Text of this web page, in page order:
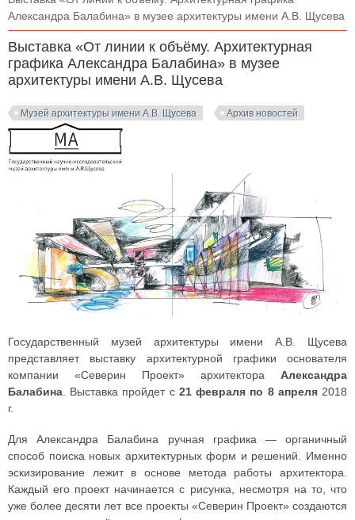
Александра Балабина» в музее архитектуры имени А.В. Щусева
Выставка «От линии к объёму. Архитектурная
графика Александра Балабина» в музее
архитектуры имени А.В. Щусева
Музей архитектуры имени А.В. Щусева Архив новостей
Государственный музей архитектуры имени А.В. Щусева
представляет выставку архитектурной графики основателя
компании «Северин Проект» архитектора Александра
Балабина . Выставка пройдет с 21 февраля по 8 апреля2018
г.
Для Александра Балабина ручная графика — органичный
способ поиска новых архитектурных форм и решений. Именно
эскизирование лежит в основе метода работы архитектора.
Каждый его проект начинается с рисунка, несмотря на то, что
уже более десяти лет все проекты «Северин Проект» создаются